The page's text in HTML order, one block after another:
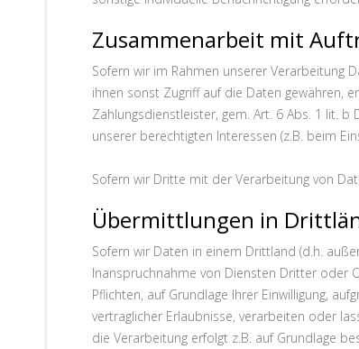
Zusammenarbeit mit
Sofern wir im Rahmen unserer Verarbeitung
ihnen sonst Zugriff auf die Daten gewähren,
Zahlungsdienstleister, gem. Art. 6 Abs. 1 lit.
unserer berechtigten Interessen (z.B. beim
Sofern wir Dritte mit der Verarbeitung von
Übermittlungen in
Sofern wir Daten in einem Drittland (d.h.
Inanspruchnahme von Diensten Dritter oder
Pflichten, auf Grundlage Ihrer Einwilligung,
vertraglicher Erlaubnisse, verarbeiten oder
die Verarbeitung erfolgt z.B. auf Grundlage